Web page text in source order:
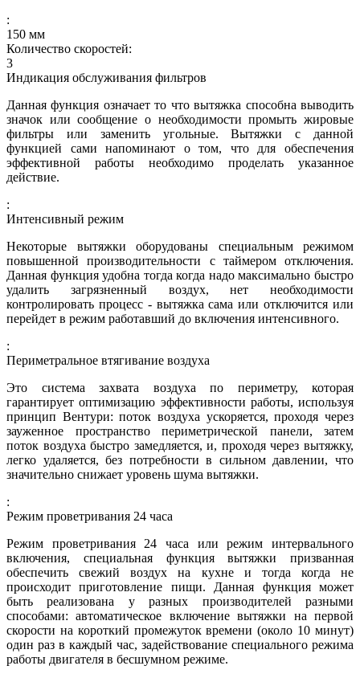
:
150 мм
Количество скоростей:
3
Индикация обслуживания фильтров
Данная функция означает то что вытяжка способна выводить
значок или сообщение о необходимости промыть жировые
фильтры или заменить угольные. Вытяжки с данной
функцией сами напоминают о том, что для обеспечения
эффективной работы необходимо проделать указанное
действие.
:
Интенсивный режим
Некоторые вытяжки оборудованы специальным режимом
повышенной производительности с таймером отключения.
Данная функция удобна тогда когда надо максимально быстро
удалить загрязненный воздух, нет необходимости
контролировать процесс - вытяжка сама или отключится или
перейдет в режим работавший до включения интенсивного.
:
Периметральное втягивание воздуха
Это система захвата воздуха по периметру, которая
гарантирует оптимизацию эффективности работы, используя
принцип Вентури: поток воздуха ускоряется, проходя через
зауженное пространство периметрической панели, затем
поток воздуха быстро замедляется, и, проходя через вытяжку,
легко удаляется, без потребности в сильном давлении, что
значительно снижает уровень шума вытяжки.
:
Режим проветривания 24 часа
Режим проветривания 24 часа или режим интервального
включения, специальная функция вытяжки призванная
обеспечить свежий воздух на кухне и тогда когда не
происходит приготовление пищи. Данная функция может
быть реализована у разных производителей разными
способами: автоматическое включение вытяжки на первой
скорости на короткий промежуток времени (около 10 минут)
один раз в каждый час, задействование специального режима
работы двигателя в бесшумном режиме.